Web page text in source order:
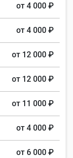
от 4 000 ₽
от 4 000 ₽
от 12 000 ₽
от 12 000 ₽
от 11 000 ₽
от 4 000 ₽
от 6 000 ₽